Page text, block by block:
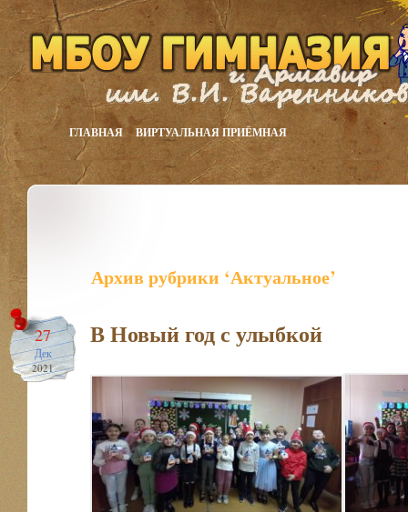
ГЛАВНАЯ ВИРТУАЛЬНАЯ ПРИЁМНАЯ
Архив рубрики ‘Актуальное’
27
Дек
2021
В Новый год с улыбкой